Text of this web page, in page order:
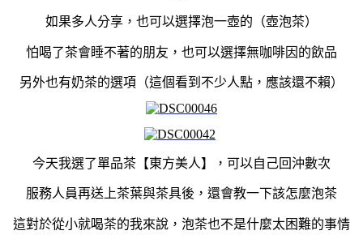
如果多人分享，也可以選擇泡一壺的（壺泡茶）
怕喝了茶會睡不著的朋友，也可以選擇無咖啡因的飲品
另外也有奶茶的選項（這個看到不少人點，應該還不賴）
今天我選了單品茶【東方美人】，可以自己回沖數次
服務人員再送上茶葉與茶具後，還會教一下該怎麼泡茶
這對於從小就喝茶的我來說，泡茶也不是什麼太困難的事情